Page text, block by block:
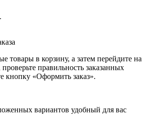
товары в корзину, а затем перейдите на
правильность заказанных
кнопку «Оформить заказ».
вариантов удобный для вас